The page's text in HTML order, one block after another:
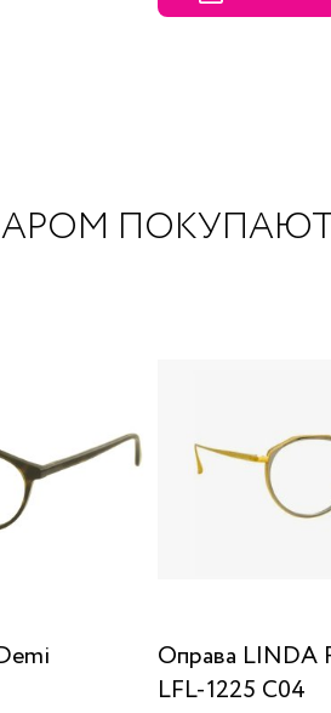
Оправа LINDA
LFL-1225 C04